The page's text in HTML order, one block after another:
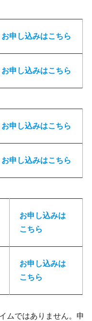
お申し込みはこちら
お申し込みはこちら
お申し込みはこちら
お申し込みはこちら
お申し込みは
こちら
お申し込みは
こちら
ムではありません。申